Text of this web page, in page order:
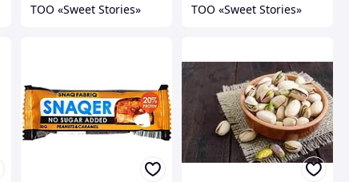
ТОО «Sweet Stories» ТОО «Sweet Stories»